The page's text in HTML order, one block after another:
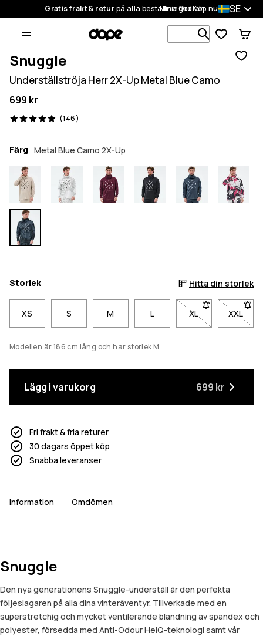
Gratis frakt & returpå alla beställningarKöp nu
Mina Ordrar SE
Sök bland
Snuggle
Underställströja Herr 2X-Up Metal Blue Camo
699 kr
(146)
146 recensioner, 4.9/5
Färg Metal Blue Camo 2X-Up
Storlek Hitta din storlek
XS S M L XL- Storlek XL är
XXL
-
Modellen är 186 cm lång och har storlek M.
Lägg i varukorg 699 kr
Fri frakt & fria returer
30 dagars öppet köp
Snabba leveranser
Information Omdömen
Snuggle
Den nya generationens Snuggle-underställ är den perfekta
följeslagaren på alla dina vinteräventyr. Tillverkade med en
superstretchig och mycket ventilerande blandning av spandex och
polyester, försedda med Anti-Odour HeiQ-teknologi samt vår